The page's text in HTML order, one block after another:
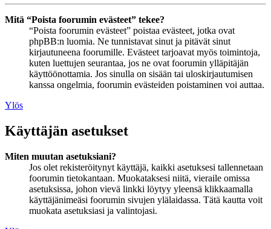
Mitä “Poista foorumin evästeet” tekee?
“Poista foorumin evästeet” poistaa evästeet, jotka ovat
phpBB:n luomia. Ne tunnistavat sinut ja pitävät sinut
kirjautuneena foorumille. Evästeet tarjoavat myös toimintoja,
kuten luettujen seurantaa, jos ne ovat foorumin ylläpitäjän
käyttöönottamia. Jos sinulla on sisään tai uloskirjautumisen
kanssa ongelmia, foorumin evästeiden poistaminen voi auttaa.
Ylös
Käyttäjän asetukset
Miten muutan asetuksiani?
Jos olet rekisteröitynyt käyttäjä, kaikki asetuksesi tallennetaan
foorumin tietokantaan. Muokataksesi niitä, vieraile omissa
asetuksissa, johon vievä linkki löytyy yleensä klikkaamalla
käyttäjänimeäsi foorumin sivujen ylälaidassa. Tätä kautta voit
muokata asetuksiasi ja valintojasi.